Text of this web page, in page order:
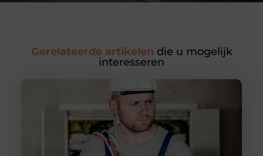
Gerelateerde artikelen die u mogelijk
interesseren